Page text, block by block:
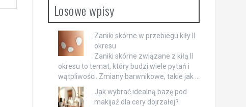
Losowe wpisy
Zaniki skórne w przebiegu kiły II
okresu
Zaniki skórne związane z kiłą II
okresu to temat, który budzi wiele pytań i
wątpliwości. Zmiany barwnikowe, takie jak …
Jak wybrać idealną bazę pod
makijaż dla cery dojrzałej?